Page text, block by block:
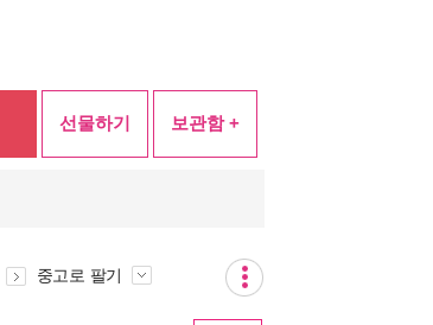
선물하기 보관함 +
중고로 팔기